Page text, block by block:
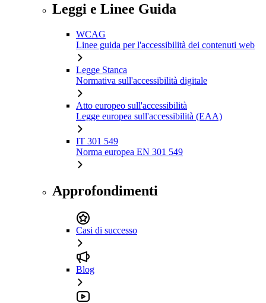
Leggi e Linee Guida
WCAG
Linee guida per l'accessibilità dei contenuti web
Legge Stanca
Normativa sull'accessibilità digitale
Atto europeo sull'accessibilità
Legge europea sull'accessibilità (EAA)
IT 301 549
Norma europea EN 301 549
Approfondimenti
Casi di successo
Blog